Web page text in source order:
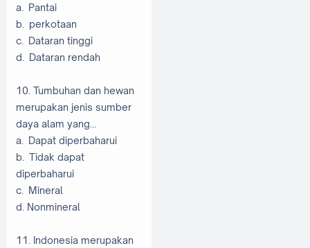
a. Pantai
b. perkotaan
c. Dataran tinggi
d. Dataran rendah
10. Tumbuhan dan hewan
merupakan jenis sumber
daya alam yang…
a. Dapat diperbaharui
b. Tidak dapat
diperbaharui
c. Mineral
d. Nonmineral
11. Indonesia merupakan